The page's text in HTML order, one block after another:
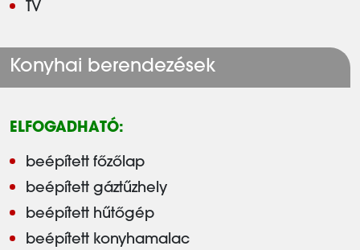
TV
Konyhai berendezések
ELFOGADHATÓ:
beépített főzőlap
beépített gáztűzhely
beépített hűtőgép
beépített konyhamalac